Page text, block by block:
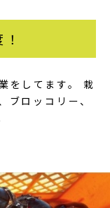
をしてます。 栽
ブロッコリー、